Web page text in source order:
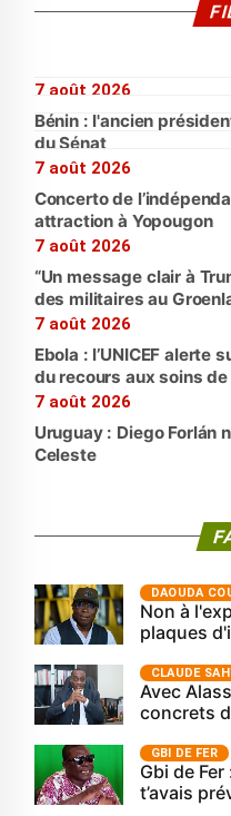
7 août 2026
Bénin : l'ancien
du Sénat
7 août 2026
Concerto de
attraction à Yopougon
7 août 2026
“Un message clair à
des militaires au
7 août 2026
Ebola : l’UNICEF alerte
du recours aux soins
7 août 2026
Uruguay : Diego Forlán
Celeste
‎DAOUDA
Non à
plaques
CLAUDE
Avec
concrets
GBI DE FER
Gbi de
t’avais